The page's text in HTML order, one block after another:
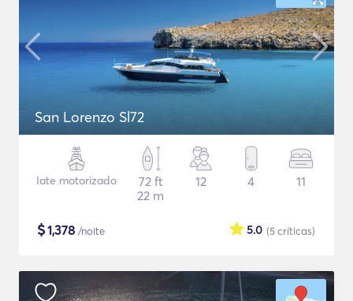
San Lorenzo Sl72
Iate motorizado
72 ft
22 m
12 4 11
$1,378 /noite (5críticas)
5.0